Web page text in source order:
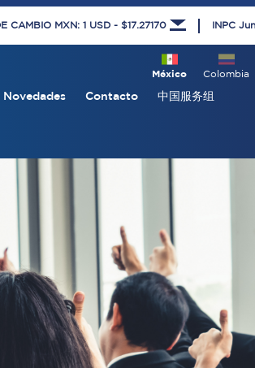
CAMBIO MXN: 1 USD - $17.27170 INPC
Colombia
México
Novedades Contacto 中国服务组